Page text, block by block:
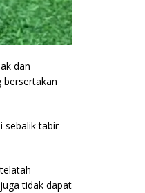
dan
bersertakan
sebalik tabir
tidak dapat